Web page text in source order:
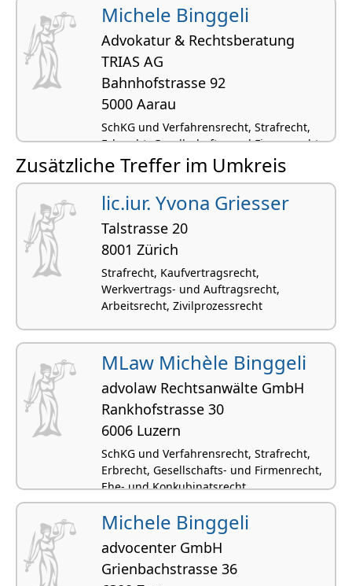
Michele Binggeli
Advokatur & Rechtsberatung
TRIAS AG
Bahnhofstrasse 92
5000 Aarau
SchKG und Verfahrensrecht, Strafrecht,
Erbrecht, Gesellschafts- und Firmenrecht,
Ehe- und Konkubinatsrecht
Zusätzliche Treffer im Umkreis
lic.iur. Yvona Griesser
Talstrasse 20
8001 Zürich
Strafrecht, Kaufvertragsrecht,
Werkvertrags- und Auftragsrecht,
Arbeitsrecht, Zivilprozessrecht
MLaw Michèle Binggeli
advolaw Rechtsanwälte GmbH
Rankhofstrasse 30
6006 Luzern
SchKG und Verfahrensrecht, Strafrecht,
Erbrecht, Gesellschafts- und Firmenrecht,
Ehe- und Konkubinatsrecht
Michele Binggeli
advocenter GmbH
Grienbachstrasse 36